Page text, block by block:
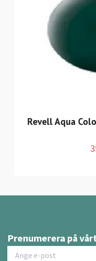
Revell Aqua
Prenumerera på